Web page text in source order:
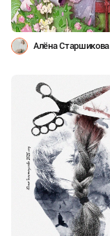
Алёна Старшикова